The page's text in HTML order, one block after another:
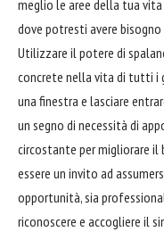
meglio le aree della tua
dove potresti avere bisogno
Utilizzare il potere di
concrete nella vita di tutti i
una finestra e lasciare
un segno di necessità di
circostante per migliorare il
essere un invito ad
opportunità, sia
riconoscere e accogliere il